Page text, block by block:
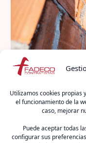
Utilizamos cookies propias
el funcionamiento de la
caso, mejorar
Puede aceptar todas
configurar sus
El 22 de enero se
Gobierno de la
Construcción
telemática el